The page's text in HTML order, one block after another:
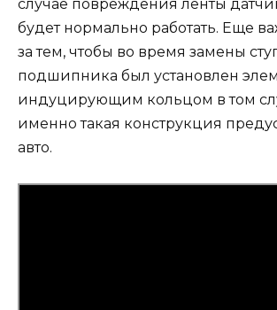
случае повреждения ленты
будет нормально работать. Еще
за тем, чтобы во время замены
подшипника был установлен
индуцирующим кольцом в том
именно такая конструкция
авто.